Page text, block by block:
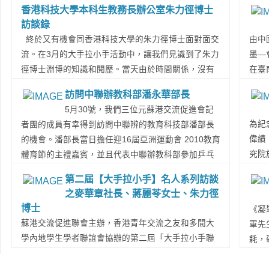
香港科技大學本科生教務長辦公室朱力徑博士
訪談錄
終於又有機會同香港科技大學的朱力徑博士面對面交
流。在3月的大手拉小手活動中，讓我們見識到了朱力
徑博士淵博的知識和閱歷。當天由於時間關係，沒有
這天終於來到。 我們地點選在了香港科技大學南北小
廚中餐廳。香港科技大學的校園美不甚收，想起朱博
士聊天中開的玩笑，說他在北京香港科技大學招生推
介會時，就說港科大有的是“無敵海景”，聽眾立馬都記
住。香港科技大學也不愧對這個稱號。這也體現了，
朱博士的表達是準確且能抓住人心的，這也是大家喜
歡同他聊天的原因之一。... Read More...
訪問中聯辦教科部潘永華部長
5月30號，我們三位元蘇港交流促進會記
者團的成員有幸得到訪問中聯辨的教育科技部潘部長
的機會。潘部長當日擔任迎16屆亞洲運動會 2010教育
體育節的主禮嘉賓，並且代表中聯辦教科部參加乒乓
百忙之中他同我們分享了他對青年們感興趣的問題的
看法和建議。 在潘部長的眼中，香港是一個中西
交匯的地方，在這兒英語環境很好、信息豐富廣泛，
而且有很好的國際網路。來港求學的內地學生，應該
要珍惜在香港的機會，課業學習之外，要多體驗社會
第二屆【大手拉小手】名人系列訪談
之麥華章社長、蔣麗苓女士、朱力徑
博士
蘇港交流促進聯會主辦，香港青年交流之友和多間大
學內地學生學者聯誼會協辦的第二屆「大手拉小手聯
由中
墨—
在臺
家
分彰
特人
詞時
表
重
能展
義。
為紀
偉績
究院
學
耿
譽會
市陸
《
軍先
耗，